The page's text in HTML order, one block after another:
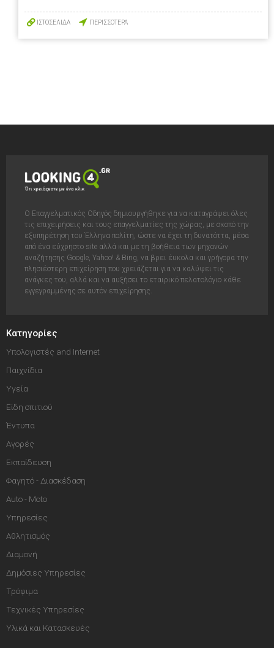
ΙΣΤΟΣΕΛΙΔΑ ΠΕΡΙΣΣΟΤΕΡΑ
Ο Επαγγελματικός Οδηγός δημιουργήθηκε για να καταγράψει όλες
τις επιχειρήσεις και τους επαγγελματίες της χώρας, με σκοπό την
εξυπηρέτηση του Έλληνα πολίτη, ώστε να έχει τη δυνατόττα, μέσα
από ένα εύχρηστο site αλλά και με τη βοήθεια των μηχανών
αναζήτησης Google, Yahoo! & Bing, να βρει έυκολα και γρήγορα την
πλησιέστερη επιχείρηση που χρειάζεται για να καλύψει τις
ανάγκες του, αλλά και να αυξήσει το εταιρικό πελατολόγιο κάθε
εγγεγραμμένης σε αυτόν επιχείρησης.
Κατηγορίες
Υπολογιστές and Internet
Παιχνίδια
Υγεία
Είδη σπιτιού
Έντυπα
Αγορές
Εκπαίδευση
Φαγητό - Διασκέδαση
Auto - Moto
Υπηρεσίες
Αθλητισμός
Διαμονή
Δημόσιες Υπηρεσίες
Τρόφιμα
Τεχνικές Υπηρεσίες
Υλικά και Κατασκευές